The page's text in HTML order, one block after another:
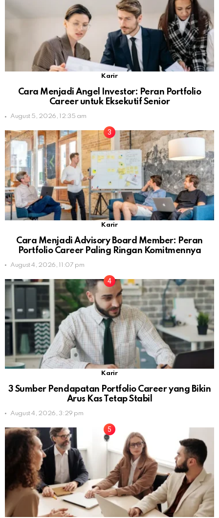
Karir
Cara Menjadi Angel Investor: Peran Portfolio
Career untuk Eksekutif Senior
August 5, 2026, 12:35 am
Karir
Cara Menjadi Advisory Board Member: Peran
Portfolio Career Paling Ringan Komitmennya
August 4, 2026, 11:07 pm
Karir
3 Sumber Pendapatan Portfolio Career yang Bikin
Arus Kas Tetap Stabil
August 4, 2026, 3:29 pm